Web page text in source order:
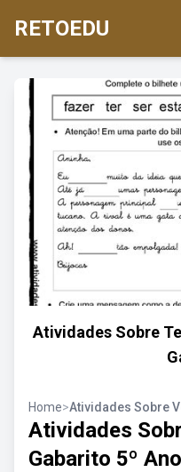
RETOEDU
Atividades Sobre
Home>Atividades Sobre
Atividades
Gabarito 5º Ano